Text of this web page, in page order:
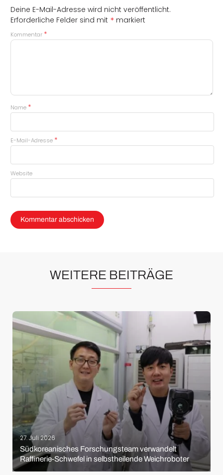
Deine E-Mail-Adresse wird nicht veröffentlicht.
Erforderliche Felder sind mit * markiert
Kommentar *
Name *
E-Mail-Adresse *
Website
WEITERE BEITRÄGE
27. Juli 2026
Südkoreanisches Forschungsteam verwandelt
Raffinerie-Schwefel in selbstheilende Weichroboter